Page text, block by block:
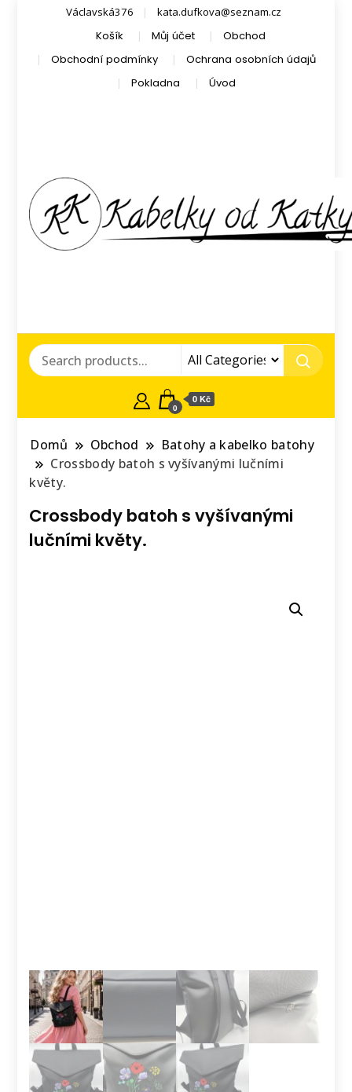
Václavská376 kata.dufkova@seznam.cz
Košík Můj účet
Obchod
Obchodní podmínky
Ochrana osobních údajů
Pokladna
Úvod
0
0 Kč
Domů Obchod
Batohy a kabelko batohy
Crossbody batoh s vyšívanými lučními
květy.
Crossbody batoh s vyšívanými
lučními květy.